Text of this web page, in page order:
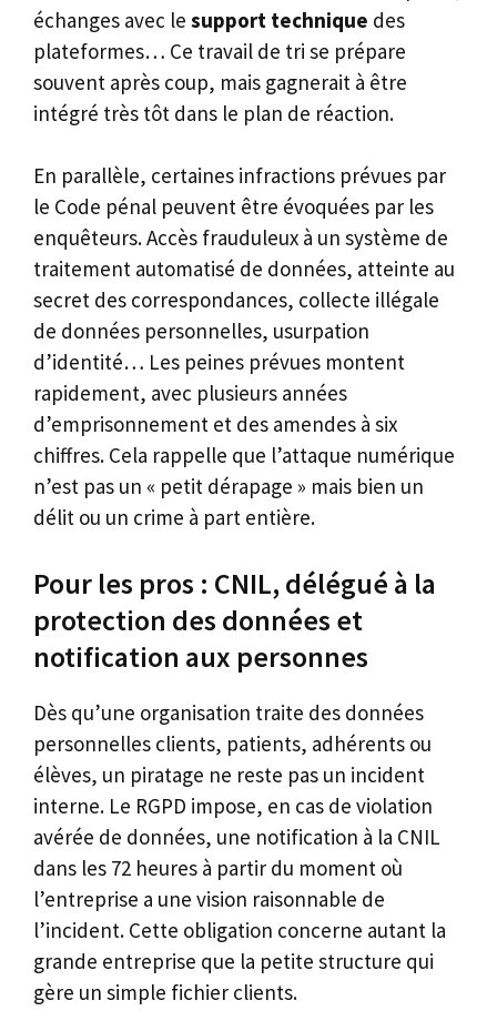
échanges avec le support technique des
plateformes… Ce travail de tri se prépare
souvent après coup, mais gagnerait à être
intégré très tôt dans le plan de réaction.
En parallèle, certaines infractions prévues par
le Code pénal peuvent être évoquées par les
enquêteurs. Accès frauduleux à un système de
traitement automatisé de données, atteinte au
secret des correspondances, collecte illégale
de données personnelles, usurpation
d’identité… Les peines prévues montent
rapidement, avec plusieurs années
d’emprisonnement et des amendes à six
chiffres. Cela rappelle que l’attaque numérique
n’est pas un « petit dérapage » mais bien un
délit ou un crime à part entière.
Pour les pros : CNIL, délégué à la
protection des données et
notification aux personnes
Dès qu’une organisation traite des données
personnelles clients, patients, adhérents ou
élèves, un piratage ne reste pas un incident
interne. Le RGPD impose, en cas de violation
avérée de données, une notification à la CNIL
dans les 72 heures à partir du moment où
l’entreprise a une vision raisonnable de
l’incident. Cette obligation concerne autant la
grande entreprise que la petite structure qui
gère un simple fichier clients.